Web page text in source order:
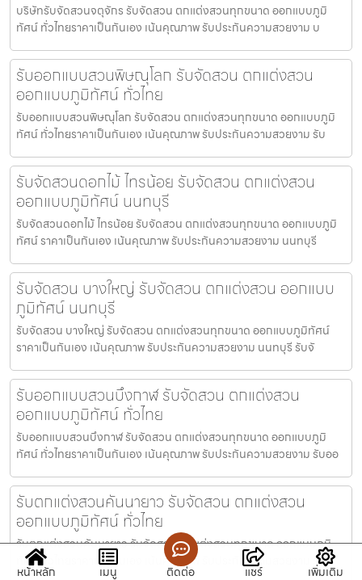
บริษัทรับจัดสวนจตุจักร รับจัดสวน ตกแต่งสวนทุกขนาด ออกแบบภูมิ
ทัศน์ ทั่วไทยราคาเป็นกันเอง เน้นคุณภาพ รับประกันความสวยงาม บ
รับออกแบบสวนพิษณุโลก รับจัดสวน ตกแต่งสวน
ออกแบบภูมิทัศน์ ทั่วไทย
รับออกแบบสวนพิษณุโลก รับจัดสวน ตกแต่งสวนทุกขนาด ออกแบบภูมิ
ทัศน์ ทั่วไทยราคาเป็นกันเอง เน้นคุณภาพ รับประกันความสวยงาม รับ
รับจัดสวนดอกไม้ ไทรน้อย รับจัดสวน ตกแต่งสวน
ออกแบบภูมิทัศน์ นนทบุรี
รับจัดสวนดอกไม้ ไทรน้อย รับจัดสวน ตกแต่งสวนทุกขนาด ออกแบบภูมิ
ทัศน์ ราคาเป็นกันเอง เน้นคุณภาพ รับประกันความสวยงาม นนทบุรี
รับจัดสวน บางใหญ่ รับจัดสวน ตกแต่งสวน ออกแบบ
ภูมิทัศน์ นนทบุรี
รับจัดสวน บางใหญ่ รับจัดสวน ตกแต่งสวนทุกขนาด ออกแบบภูมิทัศน์
ราคาเป็นกันเอง เน้นคุณภาพ รับประกันความสวยงาม นนทบุรี รับจั
รับออกแบบสวนบึงกาฬ รับจัดสวน ตกแต่งสวน
ออกแบบภูมิทัศน์ ทั่วไทย
รับออกแบบสวนบึงกาฬ รับจัดสวน ตกแต่งสวนทุกขนาด ออกแบบภูมิ
ทัศน์ ทั่วไทยราคาเป็นกันเอง เน้นคุณภาพ รับประกันความสวยงาม รับออ
รับตกแต่งสวนคันนายาว รับจัดสวน ตกแต่งสวน
ออกแบบภูมิทัศน์ ทั่วไทย
รับตกแต่งสวนคันนายาว รับจัดสวน ตกแต่งสวนทุกขนาด ออกแบบภูมิ
ทัศน์ ทั่วไทยราคาเป็นกันเอง เน้นคุณภาพ รับประกันความสวยงาม รับ
หน้าหลัก เมนู ติดต่อ แชร์ เพิ่มเติม